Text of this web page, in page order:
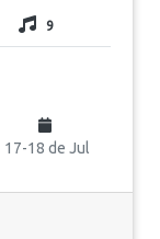
9
17-18 de Jul